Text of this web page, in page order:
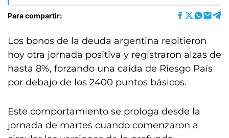
Para compartir:
Los bonos de la deuda argentina repitieron
hoy otra jornada positiva y registraron alzas de
hasta 8%, forzando una caída de Riesgo País
por debajo de los 2400 puntos básicos.
Este comportamiento se prologa desde la
jornada de martes cuando comenzaron a